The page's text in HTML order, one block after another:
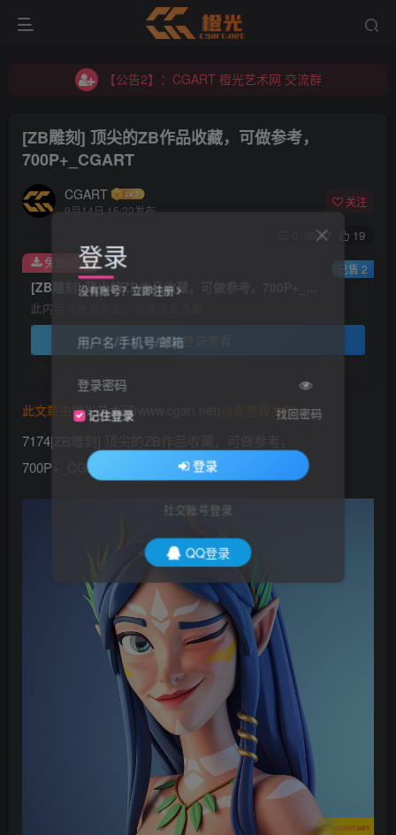
【公告2】：CGART 橙光艺术网 交流群
【公告2】：CGART 橙光艺术网 交流群
[ZB雕刻] 顶尖的ZB作品收藏，可做参考，
700P+_CGART
CGART
9月14日 15:22发布
关注
77 19
此内容为免费资源，请登录后查看
登录查看
免费资源 已售 2
此文章由 橙光艺术网(www.cgart.net) 收集整理发布
7174[ZB雕刻] 顶尖的ZB作品收藏，可做参考，
700P+_CGART
登录
没有账号？立即注册
用户名/手机号/邮箱
登录密码
记住登录 找回密码
登录
社交账号登录
QQ登录